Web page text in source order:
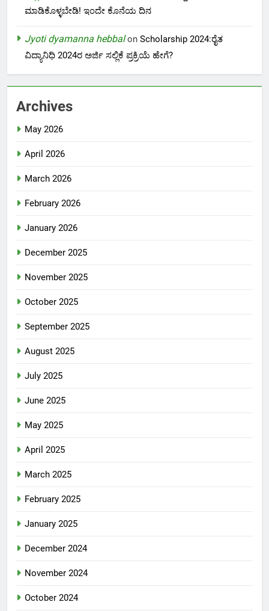
ಮಾಡಿಕೊಳ್ಳಬೇಡಿ! ಇಂದೇ ಕೊನೆಯ ದಿನ
Jyoti dyamanna hebbalon Scholarship 2024:ರೈತ
ವಿದ್ಯಾನಿಧಿ 2024ರ ಅರ್ಜಿ ಸಲ್ಲಿಕೆ ಪ್ರಕ್ರಿಯೆ ಹೇಗೆ?
Archives
May 2026
April 2026
March 2026
February 2026
January 2026
December 2025
November 2025
October 2025
September 2025
August 2025
July 2025
June 2025
May 2025
April 2025
March 2025
February 2025
January 2025
December 2024
November 2024
October 2024